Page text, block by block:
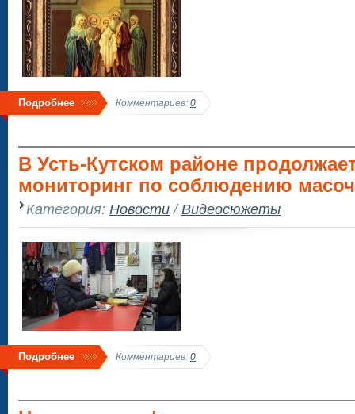
Подробнее Комментариев: 0
В Усть-Кутском районе
мониторинг по соблюдению
Категория: Новости/Видеосюжеты
Подробнее Комментариев: 0